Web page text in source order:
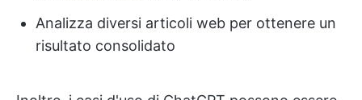
Analizza diversi articoli web per ottenere un
risultato consolidato